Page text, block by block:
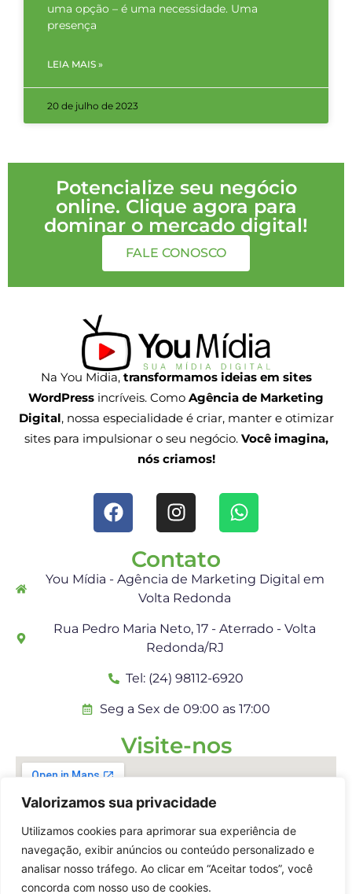
Valorizamos sua privacidade
Utilizamos cookies para aprimorar sua experiência de
navegação, exibir anúncios ou conteúdo personalizado e
analisar nosso tráfego. Ao clicar em “Aceitar todos”, você
concorda com nosso uso de cookies.
uma opção – é uma necessidade. Uma
presença
LEIA MAIS »
20 de julho de 2023
Potencialize seu negócio
online. Clique agora para
dominar o mercado digital!
FALE CONOSCO
Na You Midia, transformamos ideias em sites
WordPress incríveis. Como Agência de Marketing
Digital, nossa especialidade é criar, manter e otimizar
sites para impulsionar o seu negócio. Você imagina,
nós criamos!
Contato
You Mídia - Agência de Marketing Digital em
Volta Redonda
Rua Pedro Maria Neto, 17 - Aterrado - Volta
Redonda/RJ
Tel: (24) 98112-6920
Seg a Sex de 09:00 as 17:00
Visite-nos